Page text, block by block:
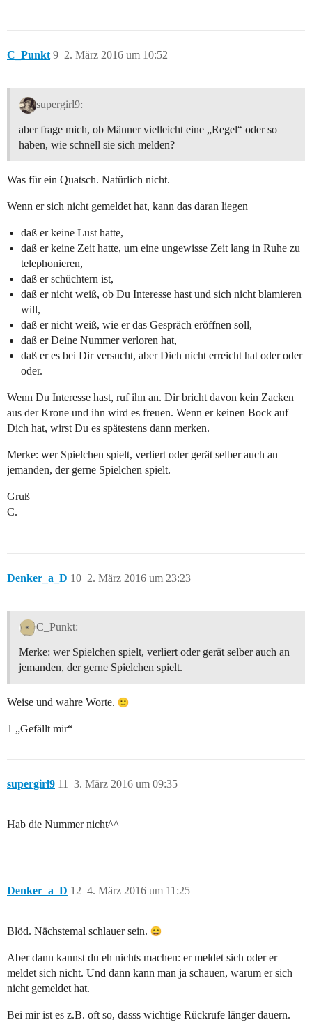
C_Punkt 2. März 2016 um 10:52
9
supergirl9:
aber frage mich, ob Männer vielleicht eine „Regel“ oder so
haben, wie schnell sie sich melden?
Was für ein Quatsch. Natürlich nicht.
Wenn er sich nicht gemeldet hat, kann das daran liegen
daß er keine Lust hatte,
daß er keine Zeit hatte, um eine ungewisse Zeit lang in Ruhe zu
telephonieren,
daß er schüchtern ist,
daß er nicht weiß, ob Du Interesse hast und sich nicht blamieren
will,
daß er nicht weiß, wie er das Gespräch eröffnen soll,
daß er Deine Nummer verloren hat,
daß er es bei Dir versucht, aber Dich nicht erreicht hat oder oder
oder.
Wenn Du Interesse hast, ruf ihn an. Dir bricht davon kein Zacken
aus der Krone und ihn wird es freuen. Wenn er keinen Bock auf
Dich hat, wirst Du es spätestens dann merken.
Merke: wer Spielchen spielt, verliert oder gerät selber auch an
jemanden, der gerne Spielchen spielt.
Gruß
C.
Denker_a_D 2. März 2016 um 23:23
10
C_Punkt:
Merke: wer Spielchen spielt, verliert oder gerät selber auch an
jemanden, der gerne Spielchen spielt.
Weise und wahre Worte.
1 „Gefällt mir“
supergirl9 3. März 2016 um 09:35
11
Hab die Nummer nicht^^
Denker_a_D 4. März 2016 um 11:25
12
Blöd. Nächstemal schlauer sein.
Aber dann kannst du eh nichts machen: er meldet sich oder er
meldet sich nicht. Und dann kann man ja schauen, warum er sich
nicht gemeldet hat.
Bei mir ist es z.B. oft so, dasss wichtige Rückrufe länger dauern.